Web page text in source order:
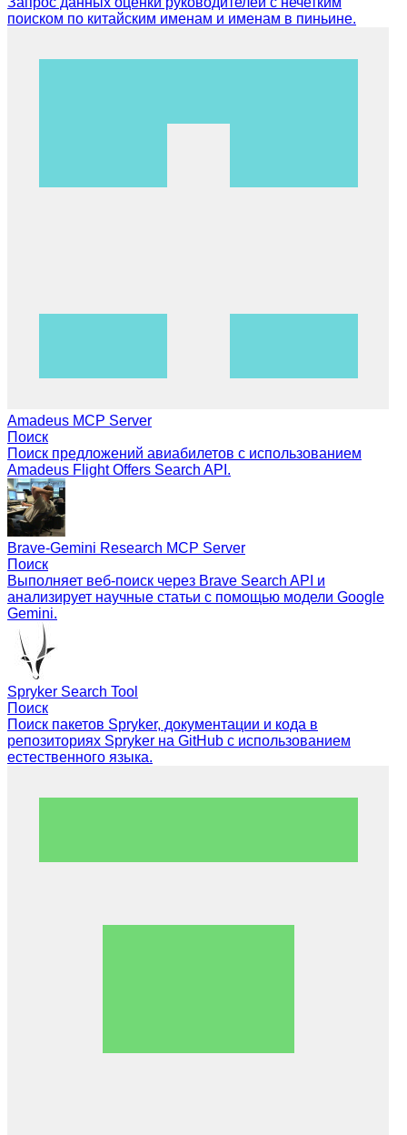
поиском по китайским именам и именам в пиньине.
Amadeus MCP Server
Поиск
Поиск предложений авиабилетов с использованием
Amadeus Flight Offers Search API.
Brave-Gemini Research MCP Server
Поиск
Выполняет веб-поиск через Brave Search API и
анализирует научные статьи с помощью модели Google
Gemini.
Spryker Search Tool
Поиск
Поиск пакетов Spryker, документации и кода в
репозиториях Spryker на GitHub с использованием
естественного языка.